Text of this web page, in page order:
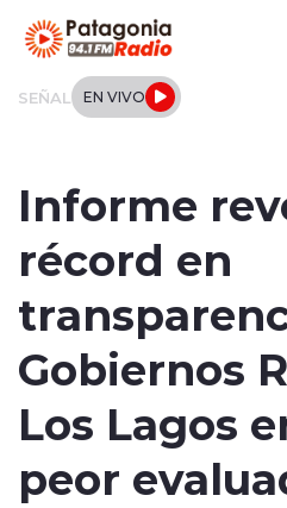
SEÑAL EN VIVO
Tendencias
Internacional
Informe
récord en
Gobiernos
Los Lagos
peor